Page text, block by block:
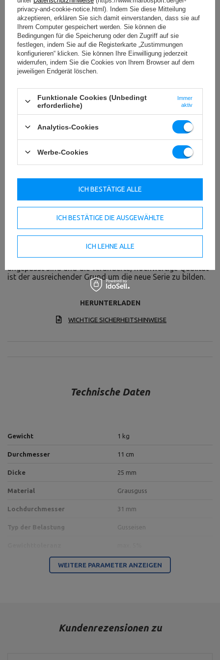
Es scheint, dass nichts Neues man kann tun. Aber der
originelle Aussehen der Gewichtsscheiben mit drei
Durchmesser, die ideal an unsere Hantelstangen
angepasst sind und die veränderte, hochwertige Qualität
ist der ausreichender Grund um die neue Serie zu bilden.
HERUNTERLADEN
WICHTIGE SICHERHEITSHINWEISE
Technische Daten
Gewicht 1 kg
Durchmesser 11 cm
Dicke 25 mm
Material Grausguss
Lochdurchmesser 31 mm
Typ der Belastung Gusseisen
WEITERE PARAMETER ANZEIGEN
Kundenrezensionen zu
privacy-and-cookie-notice.html). Indem Sie diese Mitteilung
akzeptieren, erklären Sie sich damit einverstanden, dass sie auf
Ihrem Computer gespeichert werden. Sie können die
Bedingungen für die Speicherung oder den Zugriff auf sie
festlegen, indem Sie auf die Registerkarte „Zustimmungen
konfigurieren“ klicken. Sie können Ihre Einwilligung jederzeit
widerrufen, indem Sie die Cookies von Ihrem Browser auf dem
jeweiligen Endgerät löschen.
Funktionale Cookies (Unbedingt
erforderliche)
Immer
aktiv
Analytics-Cookies
Werbe-Cookies
ICH BESTÄTIGE DIE AUSGEWÄHLTE
ICH LEHNE ALLE
ICH BESTÄTIGE ALLE